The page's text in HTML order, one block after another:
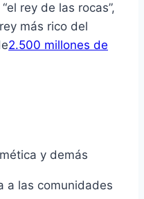
“el rey de las rocas”,
más rico del
2.500 millones de
y demás
a las comunidades